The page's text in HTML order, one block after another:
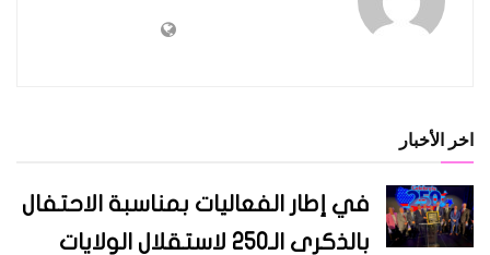
اخر الأخبار
في إطار الفعاليات بمناسبة الاحتفال
بالذكرى الـ250 لاستقلال الولايات